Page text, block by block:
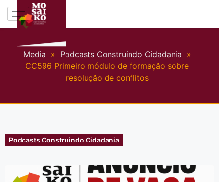
Media » Podcasts Construindo Cidadania »
CC596 Primeiro módulo de formação sobre
resolução de conflitos
Podcasts Construindo Cidadania